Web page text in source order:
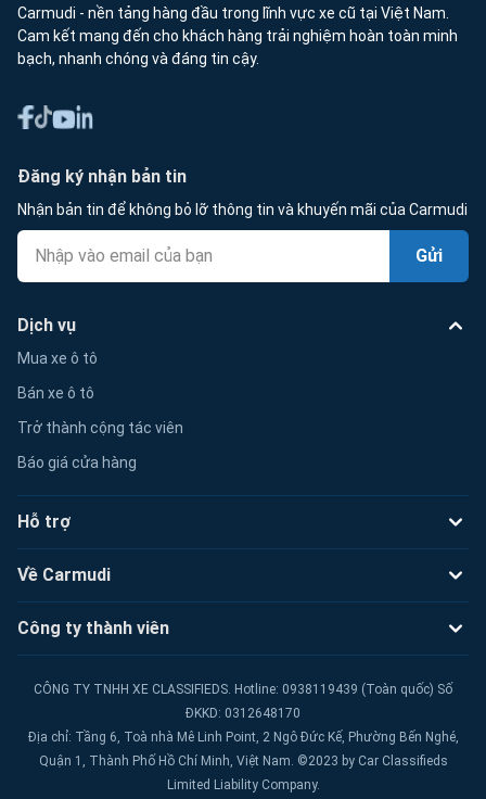
Carmudi - nền tảng hàng đầu trong lĩnh vực xe cũ tại Việt Nam.
Cam kết mang đến cho khách hàng trải nghiệm hoàn toàn minh
bạch, nhanh chóng và đáng tin cậy.
Đăng ký nhận bản tin
Nhận bản tin để không bỏ lỡ thông tin và khuyến mãi của Carmudi
Gửi
Dịch vụ
Mua xe ô tô
Bán xe ô tô
Trở thành cộng tác viên
Báo giá cửa hàng
Hỗ trợ
Về Carmudi
Công ty thành viên
CÔNG TY TNHH XE CLASSIFIEDS. Hotline: 0938119439 (Toàn quốc) Số
ĐKKD: 0312648170
Địa chỉ: Tầng 6, Toà nhà Mê Linh Point, 2 Ngô Đức Kế, Phường Bến Nghé,
Quận 1, Thành Phố Hồ Chí Minh, Việt Nam. ©2023 by Car Classifieds
Limited Liability Company.